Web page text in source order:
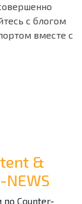
с блогом
вместе с
&
NEWS
по Counter-